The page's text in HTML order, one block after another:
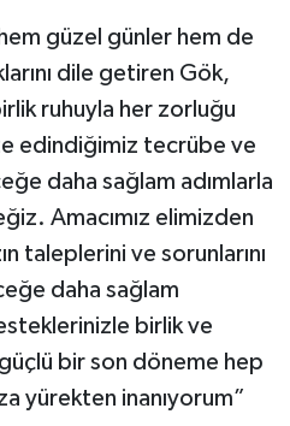
güzel günler hem de
dile getiren Gök,
ruhuyla her zorluğu
edindiğimiz tecrübe ve
daha sağlam adımlarla
Amacımız elimizden
taleplerini ve sorunlarını
daha sağlam
birlik ve
bir son döneme hep
yürekten inanıyorum”